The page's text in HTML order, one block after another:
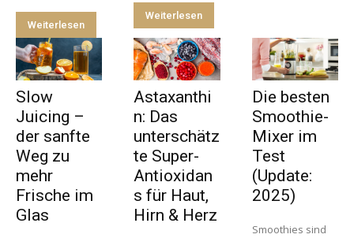
Weiterlesen
Weiterlesen
Slow
Juicing –
der sanfte
Weg zu
mehr
Frische im
Glas
Astaxanthi
n: Das
unterschätz
te Super-
Antioxidan
s für Haut,
Hirn & Herz
Die besten
Smoothie-
Mixer im
Test
(Update:
2025)
Smoothies sind